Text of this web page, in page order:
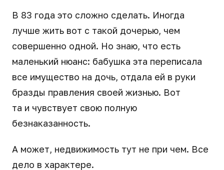
В 83 года это сложно сделать. Иногда
лучше жить вот с такой дочерью, чем
совершенно одной. Но знаю, что есть
маленький нюанс: бабушка эта переписала
все имущество на дочь, отдала ей в руки
бразды правления своей жизнью. Вот
та и чувствует свою полную
безнаказанность.
А может, недвижимость тут не при чем. Все
дело в характере.